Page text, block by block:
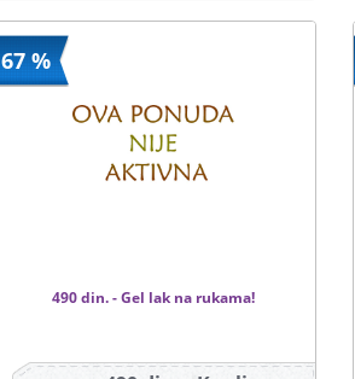
67 %
490 din. - Gel lak na rukama!